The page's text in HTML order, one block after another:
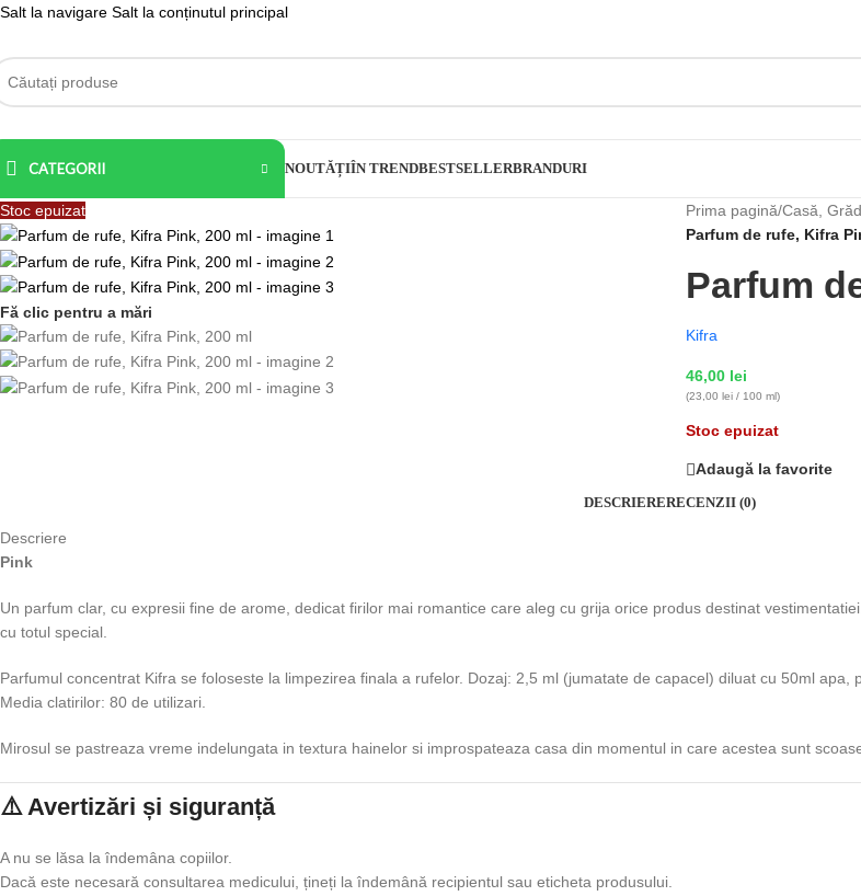
Salt la navigare Salt la conținutul principal
CATEGORII NOUTĂȚIÎN TRENDBESTSELLERBRANDURI
Stoc epuizat
Fă clic pentru a mări
Prima pagină/Casă,
Parfum de rufe, Kifra
Parfum
Kifra
46,00 lei
(23,00 lei / 100 ml)
Stoc epuizat
Adaugă la favorite
DESCRIERERECENZII (0)
Descriere
Pink
Un parfum clar, cu expresii fine de arome, dedicat firilor mai romantice care aleg cu grija orice produs destinat
cu totul special.
Parfumul concentrat Kifra se foloseste la limpezirea finala a rufelor. Dozaj: 2,5 ml (jumatate de capacel) diluat cu 50ml
Media clatirilor: 80 de utilizari.
Mirosul se pastreaza vreme indelungata in textura hainelor si improspateaza casa din momentul in care acestea sunt
⚠️ Avertizări și siguranță
A nu se lăsa la îndemâna copiilor.
Dacă este necesară consultarea medicului, țineți la îndemână recipientul sau eticheta produsului.